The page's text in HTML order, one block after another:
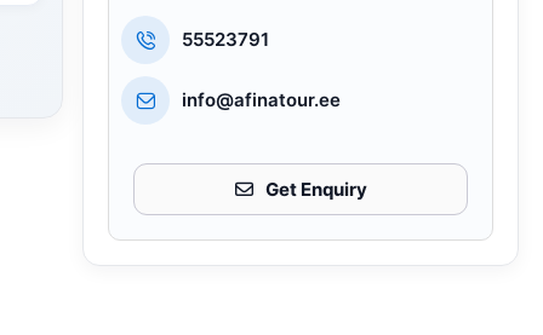
55523791
info@afinatour.ee
Get Enquiry